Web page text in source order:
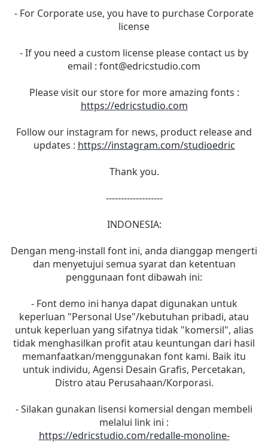
- For Corporate use, you have to purchase Corporate
license
- If you need a custom license please contact us by
email : font@edricstudio.com
Please visit our store for more amazing fonts :
https://edricstudio.com
Follow our instagram for news, product release and
updates : https://instagram.com/studioedric
Thank you.
-------------------
INDONESIA:
Dengan meng-install font ini, anda dianggap mengerti
dan menyetujui semua syarat dan ketentuan
penggunaan font dibawah ini:
- Font demo ini hanya dapat digunakan untuk
keperluan "Personal Use"/kebutuhan pribadi, atau
untuk keperluan yang sifatnya tidak "komersil", alias
tidak menghasilkan profit atau keuntungan dari hasil
memanfaatkan/menggunakan font kami. Baik itu
untuk individu, Agensi Desain Grafis, Percetakan,
Distro atau Perusahaan/Korporasi.
- Silakan gunakan lisensi komersial dengan membeli
melalui link ini :
https://edricstudio.com/redalle-monoline-